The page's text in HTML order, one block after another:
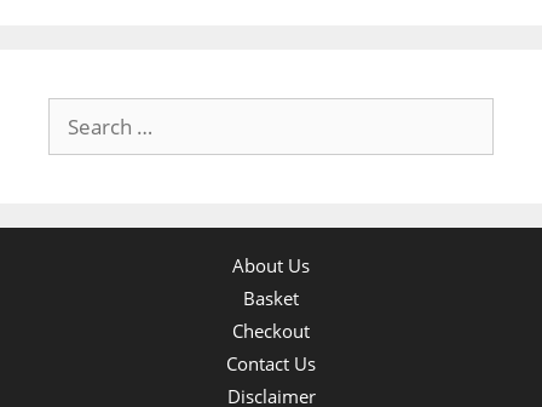
for:
About Us
Basket
Checkout
Contact Us
Disclaimer